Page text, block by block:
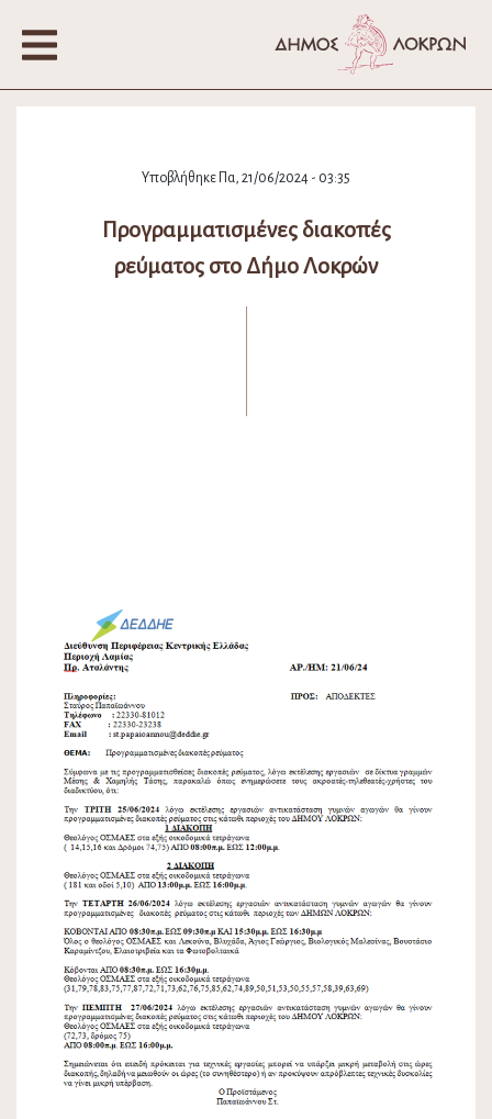
Υποβλήθηκε Πα, 21/06/2024 - 03:35
Προγραμματισμένες διακοπές
ρεύματος στο Δήμο Λοκρών